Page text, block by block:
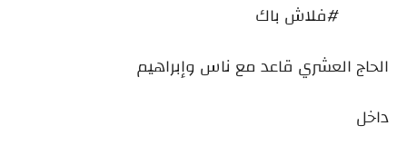
#فلاش باك
الحاج العشري قاعد مع ناس وإبراهيم
داخل